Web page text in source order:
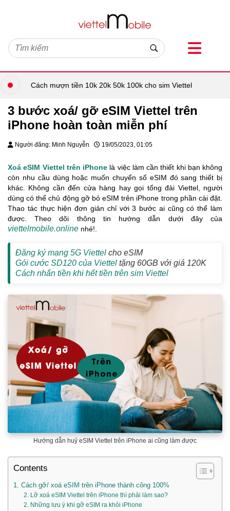
Cách mượn tiền 10k 20k 50k 100k cho sim Viettel
3 bước xoá/ gỡ eSIM Viettel trên
iPhone hoàn toàn miễn phí
Người đăng: Minh Nguyễn 19/05/2023, 01:05
Xoá eSIM Viettel trên iPhone là việc làm cần thiết khi bạn không
còn nhu cầu dùng hoặc muốn chuyển số eSIM đó sang thiết bị
khác. Không cần đến cửa hàng hay gọi tổng đài Viettel, người
dùng có thể chủ động gỡ bỏ eSIM trên iPhone trong phần cài đặt.
Thao tác thực hiện đơn giản chỉ với 3 bước ai cũng có thể làm
được. Theo dõi thông tin hướng dẫn dưới đây của
viettelmobile.online nhé!.
Đăng ký mạng 5G Viettel cho eSIM
Gói cước SD120 của Viettel tặng 60GB với giá 120K
Cách nhắn tiền khi hết tiền trên sim Viettel
Hướng dẫn huỷ eSIM Viettel trên iPhone ai cũng làm được
Contents
1. Cách gỡ/ xoá eSIM trên iPhone thành công 100%
2. Lỡ xoá eSIM Viettel trên iPhone thì phải làm sao?
2. Những lưu ý khi gỡ eSIM ra khỏi iPhone